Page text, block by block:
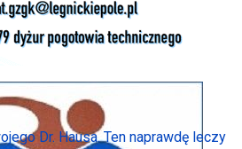
Dr. Hausa. Ten naprawdę leczy